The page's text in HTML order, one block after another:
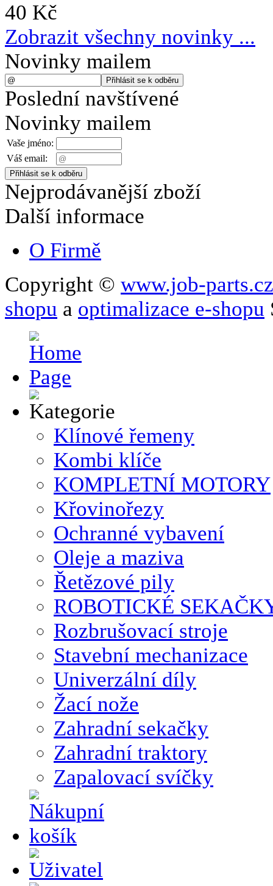
40 Kč
Zobrazit všechny novinky ...
Novinky mailem
Poslední navštívené
Novinky mailem
Vaše jméno:
Váš email:
Nejprodávanější zboží
Další informace
O Firmě
Copyright © www.job-parts.cz
shopu a optimalizace e-shopu
Klínové řemeny
Kombi klíče
KOMPLETNÍ MOTORY
Křovinořezy
Ochranné vybavení
Oleje a maziva
Řetězové pily
ROBOTICKÉ
Rozbrušovací stroje
Stavební mechanizace
Univerzální díly
Žací nože
Zahradní sekačky
Zahradní traktory
Zapalovací svíčky